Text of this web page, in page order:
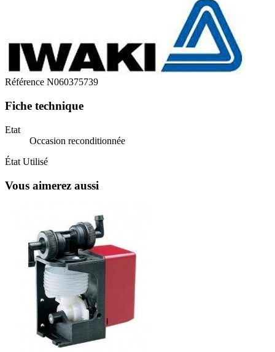
Référence N060375739
Fiche technique
Etat
Occasion reconditionnée
État Utilisé
Vous aimerez aussi